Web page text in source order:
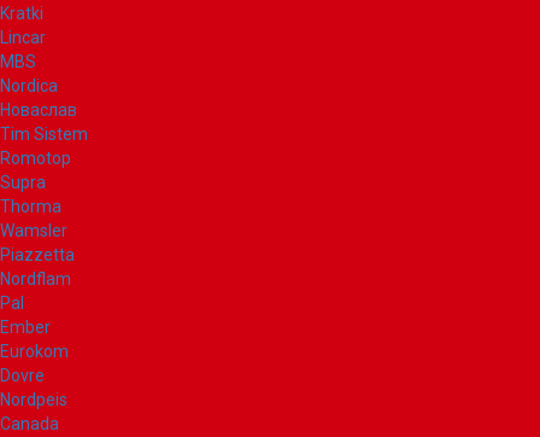
Kratki
Lincar
MBS
Nordica
Новаслав
Tim Sistem
Romotop
Supra
Thorma
Wamsler
Piazzetta
Nordflam
Pal
Ember
Eurokom
Dovre
Nordpeis
Canada